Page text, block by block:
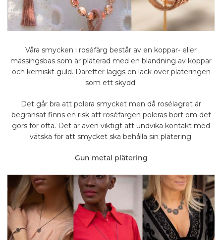
Våra smycken i roséfärg består av en koppar- eller
mässingsbas som är pläterad med en blandning av koppar
och kemiskt guld. Därefter läggs en lack över pläteringen
som ett skydd.
Det går bra att polera smycket men då rosélagret är
begränsat finns en risk att roséfärgen poleras bort om det
görs för ofta. Det är även viktigt att undvika kontakt med
vätska för att smycket ska behålla sin plätering.
Gun metal plätering